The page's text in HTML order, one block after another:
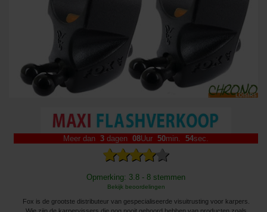
Meer dan 3 dagen 08Uur 50min. 54sec.
Opmerking: 3.8 - 8 stemmen
Bekijk beoordelingen
Fox is de grootste distributeur van gespecialiseerde visuitrusting voor karpers.